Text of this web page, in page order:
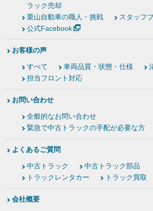
ラック売却
栗山自動車の職人・挑戦
スタッフ
公式Facebook
お客様の声
すべて 車両品質・状態・仕様
担当フロント対応
お問い合わせ
全般的なお問い合わせ
緊急で中古トラックの手配が必要な方
よくあるご質問
中古トラック
中古トラック部品
トラックレンタカー
トラック買取
会社概要